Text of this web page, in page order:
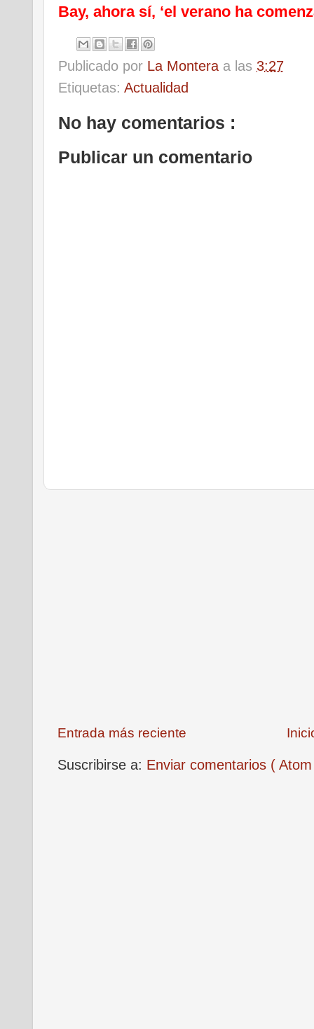
Bay, ahora sí, ‘el verano ha
Publicado por La Montera a las 3:27
Etiquetas: Actualidad
No hay comentarios :
Publicar un comentario
Entrada más reciente
Suscribirse a: Enviar comentarios (